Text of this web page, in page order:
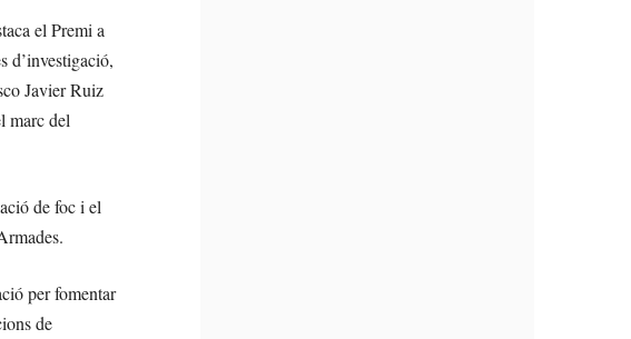
el Premi a
d’investigació,
Javier Ruiz
marc del
de foc i el
per fomentar
de